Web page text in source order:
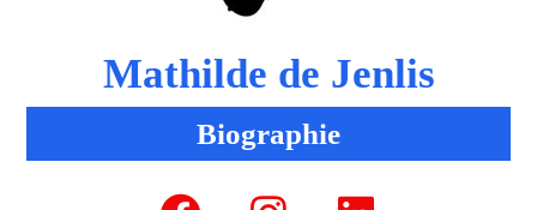
Mathilde de Jenlis
Biographie